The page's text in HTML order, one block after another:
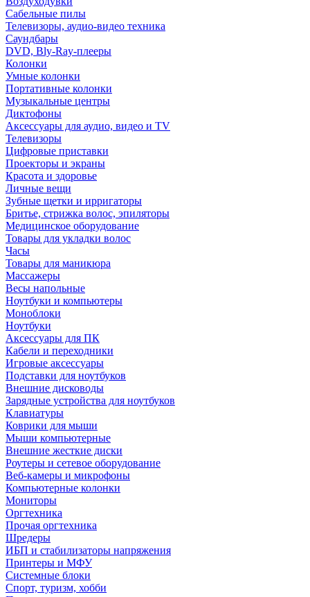
Сабельные пилы
Телевизоры, аудио-видео техника
Саундбары
DVD, Bly-Ray-плееры
Колонки
Умные колонки
Портативные колонки
Музыкальные центры
Диктофоны
Аксессуары для аудио, видео и TV
Телевизоры
Цифровые приставки
Проекторы и экраны
Красота и здоровье
Личные вещи
Зубные щетки и ирригаторы
Бритье, стрижка волос, эпиляторы
Медицинское оборудование
Товары для укладки волос
Часы
Товары для маникюра
Массажеры
Весы напольные
Ноутбуки и компьютеры
Моноблоки
Ноутбуки
Аксессуары для ПК
Кабели и переходники
Игровые аксессуары
Подставки для ноутбуков
Внешние дисководы
Зарядные устройства для ноутбуков
Клавиатуры
Коврики для мыши
Мыши компьютерные
Внешние жесткие диски
Роутеры и сетевое оборудование
Веб-камеры и микрофоны
Компьютерные колонки
Мониторы
Оргтехника
Прочая оргтехника
Шредеры
ИБП и стабилизаторы напряжения
Принтеры и МФУ
Системные блоки
Спорт, туризм, хобби